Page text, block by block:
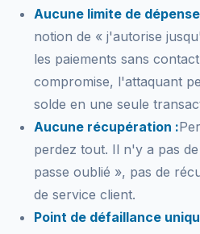
Aucune limite de
notion de « j'autorise
les paiements sans
compromise, l'attaquant
solde en une seule
Aucune récupération :
perdez tout. Il n'y a pas
passe oublié », pas de
de service client.
Point de défaillance